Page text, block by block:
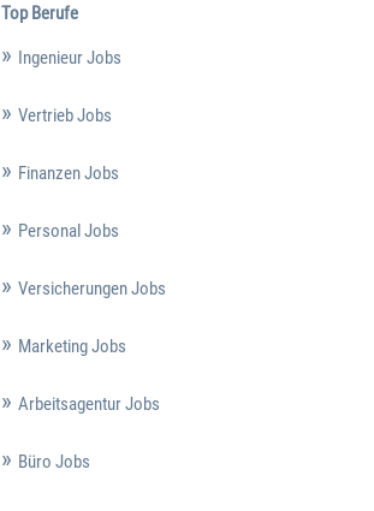
Top Berufe
Ingenieur Jobs
Vertrieb Jobs
Finanzen Jobs
Personal Jobs
Versicherungen Jobs
Marketing Jobs
Arbeitsagentur Jobs
Büro Jobs